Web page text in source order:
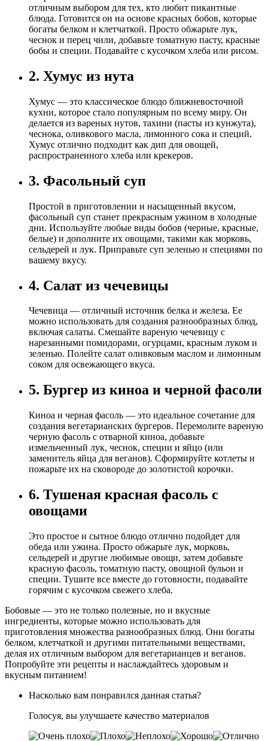
отличным выбором для тех, кто любит пикантные
блюда. Готовится он на основе красных бобов, которые
богаты белком и клетчаткой. Просто обжарьте лук,
чеснок и перец чили, добавьте томатную пасту, красные
бобы и специи. Подавайте с кусочком хлеба или рисом.
2. Хумус из нута
Хумус — это классическое блюдо ближневосточной
кухни, которое стало популярным по всему миру. Он
делается из вареных нутов, тахини (пасты из кунжута),
чеснока, оливкового масла, лимонного сока и специй.
Хумус отлично подходит как дип для овощей,
распространенного хлеба или крекеров.
3. Фасольный суп
Простой в приготовлении и насыщенный вкусом,
фасольный суп станет прекрасным ужином в холодные
дни. Используйте любые виды бобов (черные, красные,
белые) и дополните их овощами, такими как морковь,
сельдерей и лук. Приправьте суп зеленью и специями по
вашему вкусу.
4. Салат из чечевицы
Чечевица — отличный источник белка и железа. Ее
можно использовать для создания разнообразных блюд,
включая салаты. Смешайте вареную чечевицу с
нарезанными помидорами, огурцами, красным луком и
зеленью. Полейте салат оливковым маслом и лимонным
соком для освежающего вкуса.
5. Бургер из киноа и черной фасоли
Киноа и черная фасоль — это идеальное сочетание для
создания вегетарианских бургеров. Перемолите вареную
черную фасоль с отварной киноа, добавьте
измельченный лук, чеснок, специи и яйцо (или
заменитель яйца для веганов). Сформируйте котлеты и
пожарьте их на сковороде до золотистой корочки.
6. Тушеная красная фасоль с
овощами
Это простое и сытное блюдо отлично подойдет для
обеда или ужина. Просто обжарьте лук, морковь,
сельдерей и другие любимые овощи, затем добавьте
красную фасоль, томатную пасту, овощной бульон и
специи. Тушите все вместе до готовности, подавайте
горячим с кусочком свежего хлеба.
Бобовые — это не только полезные, но и вкусные
ингредиенты, которые можно использовать для
приготовления множества разнообразных блюд. Они богаты
белком, клетчаткой и другими питательными веществами,
делая их отличным выбором для вегетарианцев и веганов.
Попробуйте эти рецепты и наслаждайтесь здоровым и
вкусным питанием!
Насколько вам понравился данная статья?
Голосуя, вы улучшаете качество материалов